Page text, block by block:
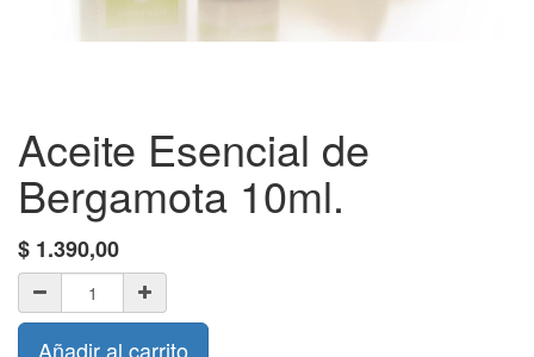
Aceite Esencial de
Bergamota 10ml.
$ 1.390,00
Añadir al carrito